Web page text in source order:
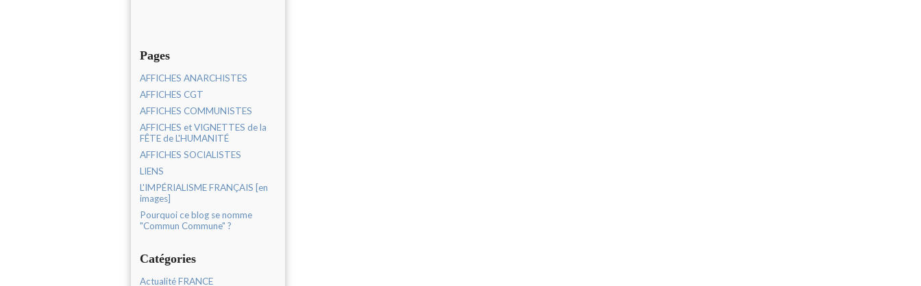
Pages
AFFICHES ANARCHISTES
AFFICHES CGT
AFFICHES COMMUNISTES
AFFICHES et VIGNETTES de la
FÊTE de L'HUMANITÉ
AFFICHES SOCIALISTES
LIENS
L'IMPÉRIALISME FRANÇAIS [en
images]
Pourquoi ce blog se nomme
"Commun Commune" ?
Catégories
Actualité FRANCE